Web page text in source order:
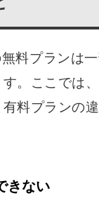
料プランは
。ここでは
料プランの
きない